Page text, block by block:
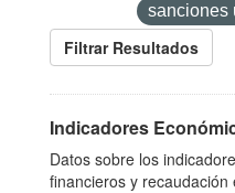
sanciones
Filtrar Resultados
Indicadores
Datos sobre los
financieros y